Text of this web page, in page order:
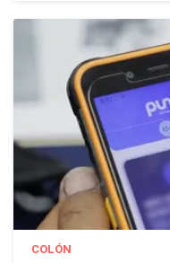
COLÓN